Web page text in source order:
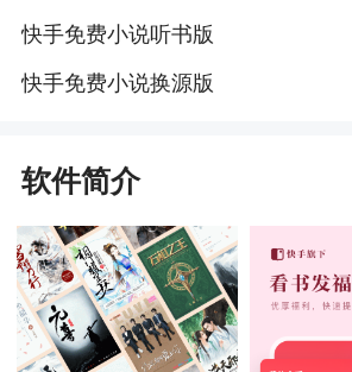
快手免费小说听书版
快手免费小说换源版
软件简介